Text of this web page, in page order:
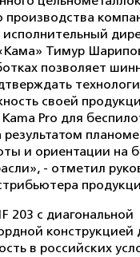
производства
исполнительный
Тимур
позволяет
своей
Pro для
результатом
и ориентации на
- отметил
203 с диагональной
конструкцией
в российских